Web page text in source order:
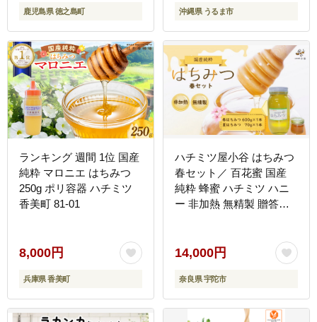
鹿児島県 徳之島町 沖縄県 うるま市
ランキング 週間 1位 国産
純粋 マロニエ はちみつ
250g ポリ容器 ハチミツ
香美町 81-01
8,000円
兵庫県 香美町
ハチミツ屋小谷 はちみつ
春セット／ 百花蜜 国産
純粋 蜂蜜 ハチミツ ハニ
ー 非加熱 無精製 贈答用
14,000円
奈良県 宇陀市